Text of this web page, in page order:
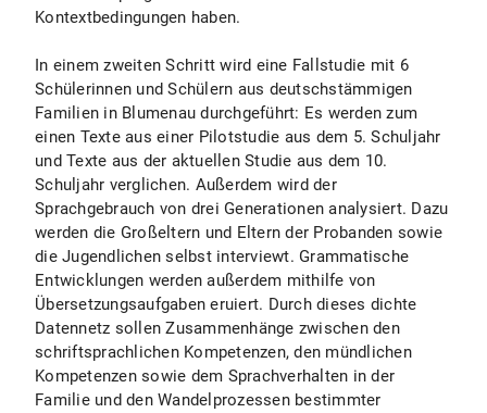
Kontextbedingungen haben.
In einem zweiten Schritt wird eine Fallstudie mit 6
Schülerinnen und Schülern aus deutschstämmigen
Familien in Blumenau durchgeführt: Es werden zum
einen Texte aus einer Pilotstudie aus dem 5. Schuljahr
und Texte aus der aktuellen Studie aus dem 10.
Schuljahr verglichen. Außerdem wird der
Sprachgebrauch von drei Generationen analysiert. Dazu
werden die Großeltern und Eltern der Probanden sowie
die Jugendlichen selbst interviewt. Grammatische
Entwicklungen werden außerdem mithilfe von
Übersetzungsaufgaben eruiert. Durch dieses dichte
Datennetz sollen Zusammenhänge zwischen den
schriftsprachlichen Kompetenzen, den mündlichen
Kompetenzen sowie dem Sprachverhalten in der
Familie und den Wandelprozessen bestimmter